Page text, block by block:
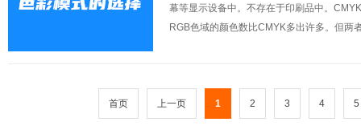
幕等显示设备中。不存在于印刷品中。
RGB色域的颜色数比CMYK多出许多。但两
首页 上一页 1 2 3 4 5